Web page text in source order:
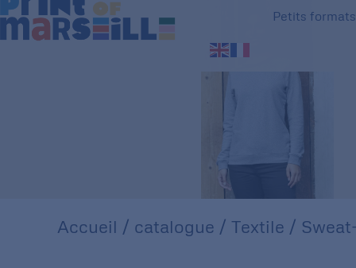
Petits formats
Accueil / catalogue / Textile /